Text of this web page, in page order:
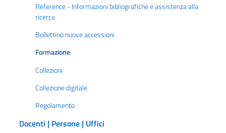
Reference - Informazioni bibliografiche e assistenza alla
ricerca
Bollettino nuove accessioni
Formazione
Collezioni
Collezione digitale
Regolamento
Docenti | Persone | Uffici